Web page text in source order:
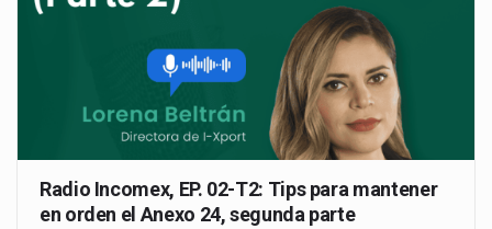
Radio Incomex, EP. 02-T2: Tips para mantener
en orden el Anexo 24, segunda parte